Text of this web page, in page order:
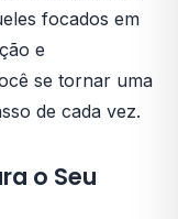
focados em
e
se tornar uma
de cada vez.
o Seu